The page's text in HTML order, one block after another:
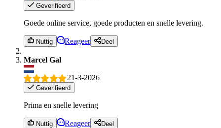
Geverifieerd
Goede online service, goede producten en snelle levering.
Nuttig Reageer Deel
Marcel Gal
21-3-2026
Geverifieerd
Prima en snelle levering
Nuttig Reageer Deel